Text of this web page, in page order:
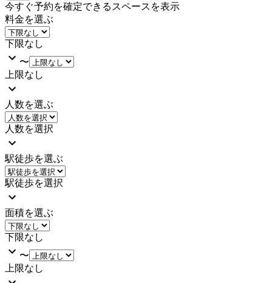
今すぐ予約を確定できるスペースを表示
料金を選ぶ
下限なし
〜
上限なし
人数を選ぶ
人数を選択
駅徒歩を選ぶ
駅徒歩を選択
面積を選ぶ
下限なし
〜
上限なし